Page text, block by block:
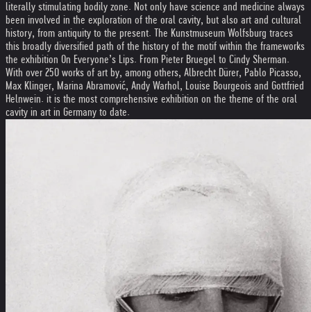
literally stimulating bodily zone. Not only have science and medicine always
been involved in the exploration of the oral cavity, but also art and cultural
history, from antiquity to the present. The Kunstmuseum Wolfsburg traces
this broadly diversified path of the history of the motif within the frameworks
the exhibition On Everyone’s Lips. From Pieter Bruegel to Cindy Sherman.
With over 250 works of art by, among others, Albrecht Dürer, Pablo Picasso,
Max Klinger, Marina Abramović, Andy Warhol, Louise Bourgeois and Gottfried
Helnwein. it is the most comprehensive exhibition on the theme of the oral
cavity in art in Germany to date.